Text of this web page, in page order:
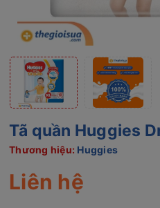
Tã quần Huggies
Thương hiệu: Huggies
Liên hệ